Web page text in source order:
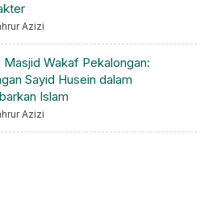
Azizi
Masjid Wakaf Pekalongan:
Sayid Husein dalam
Islam
Azizi